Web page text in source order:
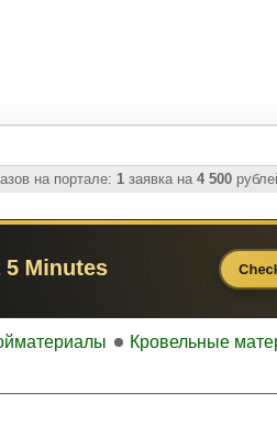
на портале: 1 заявка на 4 500
Кровельные